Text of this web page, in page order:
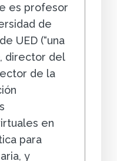
es profesor
de
UED (“una
director del
de la
en
para
y